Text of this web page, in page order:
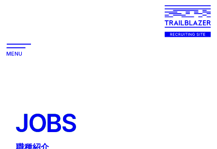
MENU
JOBS
職種紹介